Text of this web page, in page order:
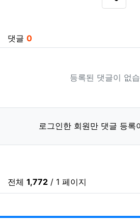
SNS
댓글 0
등록된 댓글이 없
로그인한 회원만 댓글 등록
전체 1,772 / 1 페이지